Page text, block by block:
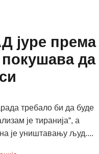
јуре према
да
требало би да буде
је тиранија“, а
је уништавању људ....